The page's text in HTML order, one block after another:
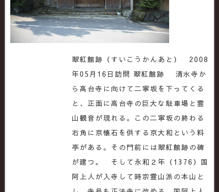
翠紅館跡（すいこうかんあと） 2008
年05月16日訪問 翠紅館跡 清水寺か
ら高台寺に向けて二寧坂を下ってくる
と、正面に高台寺の巨大な駐車場と霊
山観音が現れる。この二寧坂の終わる
右角に京懐石を供する京大和という料
亭がある。その門前には翠紅館跡の碑
が建つ。 そして永和２年（1376）国
阿上人が入寺して時宗霊山派の本山と